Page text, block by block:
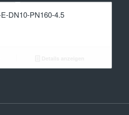
DN10-PN160-4.5